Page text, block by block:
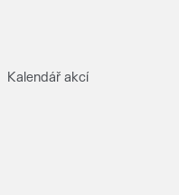
Kalendář akcí